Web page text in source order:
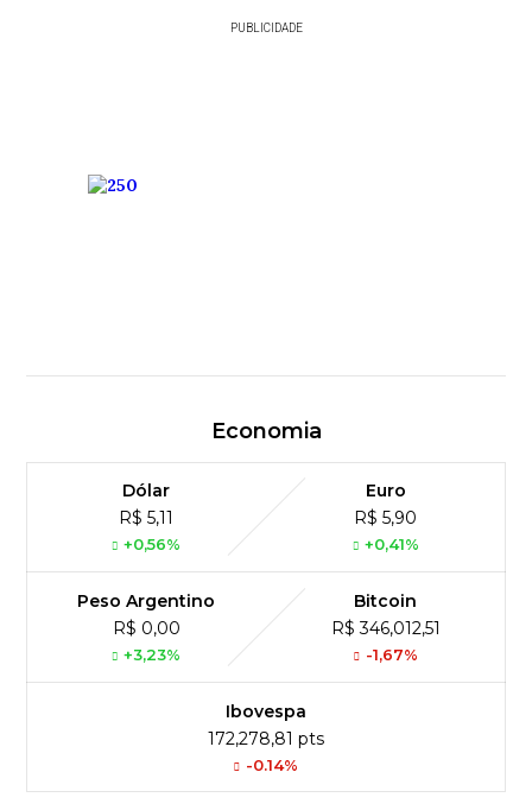
PUBLICIDADE
Economia
Dólar
R$ 5,11
+0,56%
Euro
R$ 5,90
+0,41%
Peso Argentino
R$ 0,00
+3,23%
Bitcoin
R$ 346,012,51
-1,67%
Ibovespa
172,278,81 pts
-0.14%